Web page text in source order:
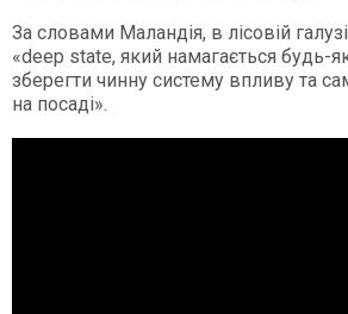
За словами Маландія, в лісовій
«deep state, який намагається будь-
зберегти чинну систему впливу та
на посаді».